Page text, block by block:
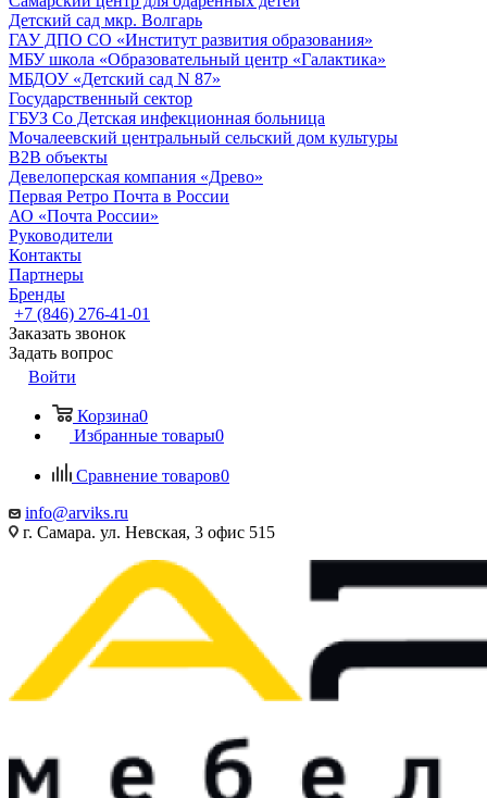
Детский сад мкр. Волгарь
ГАУ ДПО СО «Институт развития образования»
МБУ школа «Образовательный центр «Галактика»
МБДОУ «Детский сад N 87»
Государственный сектор
ГБУЗ Со Детская инфекционная больница
Мочалеевский центральный сельский дом культуры
B2B объекты
Девелоперская компания «Древо»
Первая Ретро Почта в России
АО «Почта России»
Руководители
Контакты
Партнеры
Бренды
+7 (846) 276-41-01
Заказать звонок
Задать вопрос
Войти
Корзина0
Избранные товары0
Сравнение товаров0
info@arviks.ru
г. Самара. ул. Невская, 3 офис 515